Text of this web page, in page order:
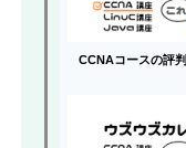
CCNAコースの評判